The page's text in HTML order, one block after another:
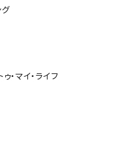
グ
・マイ・ライフ